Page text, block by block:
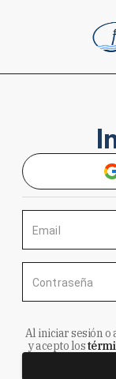
Email
Contraseña
Al iniciar sesión
y acepto los